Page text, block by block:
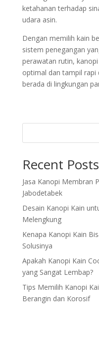
ketahanan terhadap
udara asin.
Dengan memilih kain
sistem penegangan
perawatan rutin,
optimal dan tampil rapi
berada di lingkungan
Recent Posts
Jasa Kanopi Membran
Jabodetabek
Desain Kanopi Kain
Melengkung
Kenapa Kanopi Kain
Solusinya
Apakah Kanopi Kain
yang Sangat Lembap?
Tips Memilih Kanopi
Berangin dan Korosif